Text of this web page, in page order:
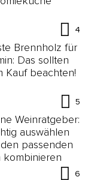
4
Brennholz für
Das sollten
Kauf beachten!
5
Weinratgeber:
auswählen
passenden
kombinieren
6